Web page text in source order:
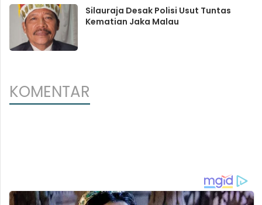
Silauraja Desak Polisi Usut Tuntas
Kematian Jaka Malau
KOMENTAR